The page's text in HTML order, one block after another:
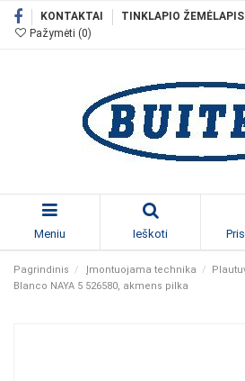
KONTAKTAI TINKLAPIO ŽEMĖLAPIS
Pažymėti (0)
Meniu Ieškoti
Pagrindinis Įmontuojama technika
Blanco NAYA 5 526580, akmens pilka